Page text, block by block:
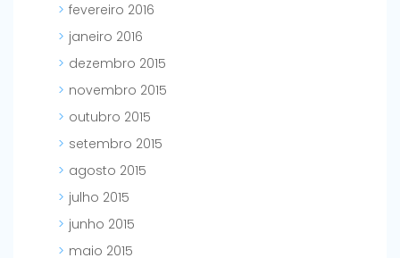
fevereiro 2016
janeiro 2016
dezembro 2015
novembro 2015
outubro 2015
setembro 2015
agosto 2015
julho 2015
junho 2015
maio 2015